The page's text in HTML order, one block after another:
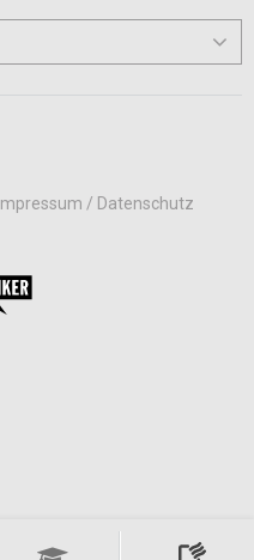
Impressum / Datenschutz